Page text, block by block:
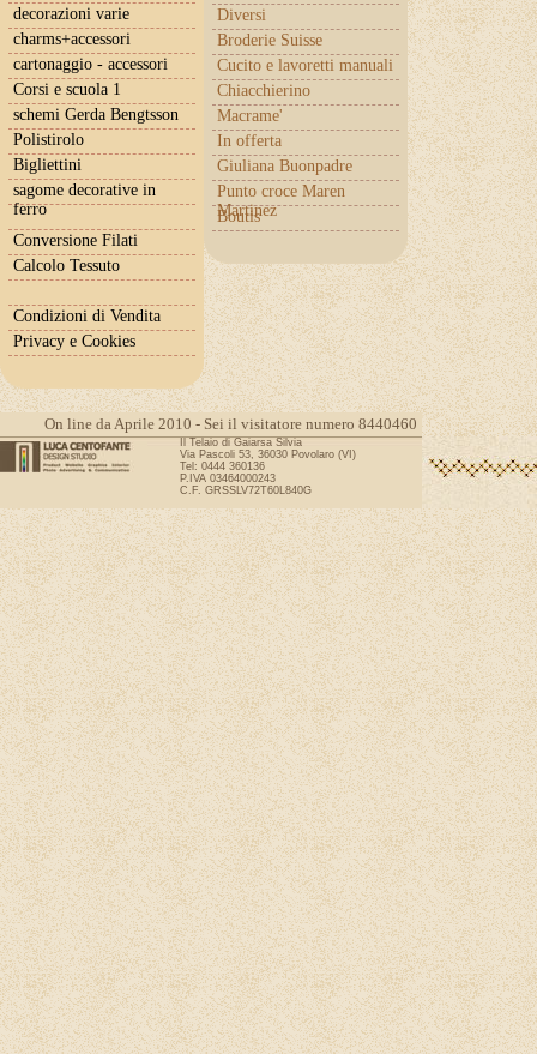
Diversi
Broderie Suisse
Cucito e lavoretti manuali
Chiacchierino
Macrame'
In offerta
Giuliana Buonpadre
Punto croce Maren
Martinez
Boutis
decorazioni varie
charms+accessori
cartonaggio - accessori
Corsi e scuola 1
schemi Gerda Bengtsson
Polistirolo
Bigliettini
sagome decorative in
ferro
Conversione Filati
Calcolo Tessuto
Condizioni di Vendita
Privacy e Cookies
On line da Aprile 2010 - Sei il visitatore numero 8440460
Il Telaio di Gaiarsa Silvia
Via Pascoli 53, 36030 Povolaro (VI)
Tel: 0444 360136
P.IVA 03464000243
C.F. GRSSLV72T60L840G